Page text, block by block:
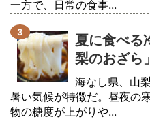
一方で、日常の食事...
夏に食べ
梨のおざら」
海なし県、山
暑い気候が特徴だ。昼夜の
物の糖度が上がりや...